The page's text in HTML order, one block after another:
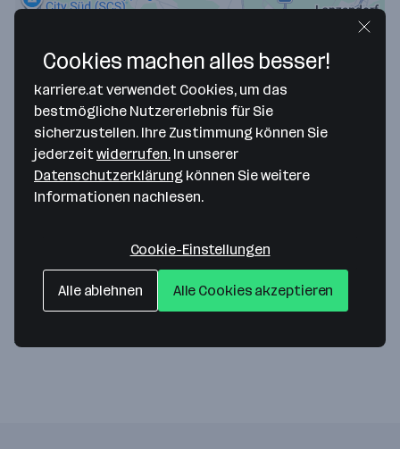
Map data ©2026 Google
Water&Wastewater Technic WWT Austria
Wildenhofer Strasse 1
2481 Achau— Route berechnen
Cookies machen alles besser!
karriere.at verwendet Cookies, um das
bestmögliche Nutzererlebnis für Sie
sicherzustellen. Ihre Zustimmung können Sie
jederzeit widerrufen. In unserer
Datenschutzerklärung können Sie weitere
Informationen nachlesen.
Cookie-Einstellungen
Alle ablehnen Alle Cookies akzeptieren